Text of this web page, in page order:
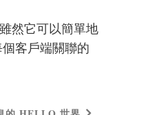
然它可以簡單地
客戶端關聯的